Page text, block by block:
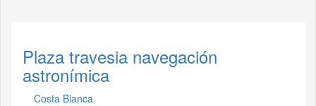
Plaza travesia navegación
astronímica
Costa Blanca